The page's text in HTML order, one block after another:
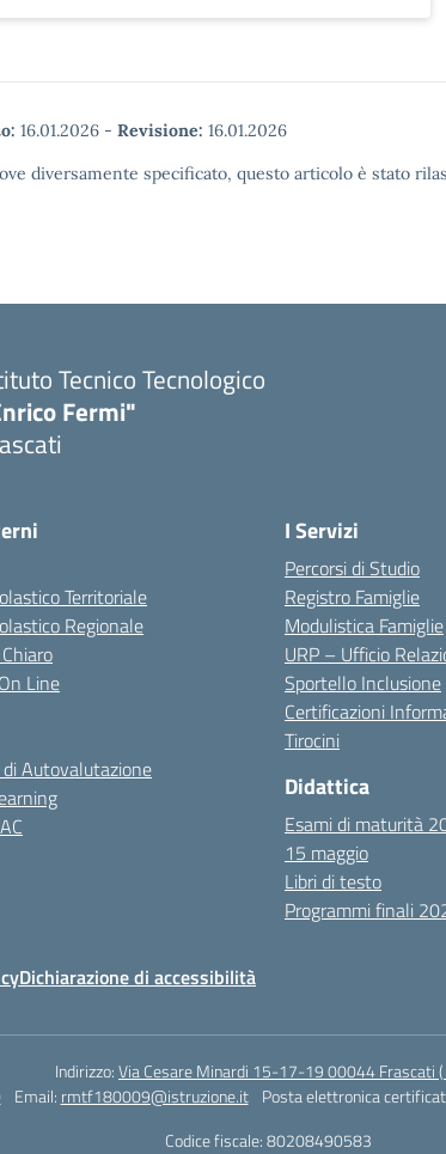
16.01.2026 - Revisione: 16.01.2026
diversamente specificato, questo articolo è stato
Tecnico Tecnologico
Fermi"
Territoriale
Regionale
Line
Autovalutazione
I Servizi
Percorsi di Studio
Registro Famiglie
Modulistica Famiglie
URP – Ufficio
Sportello Inclusione
Certificazioni
Tirocini
Didattica
Esami di maturità
15 maggio
Libri di testo
Programmi finali
Dichiarazione di accessibilità
Indirizzo:Via Cesare Minardi 15-17-19 00044 Frascati (
Email: rmtf180009@istruzione.it Posta elettronica
Codice fiscale: 80208490583